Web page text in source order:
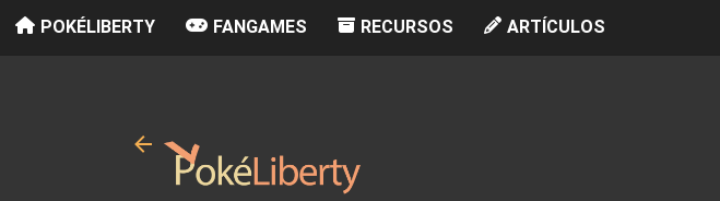
POKÉLIBERTY FANGAMES RECURSOS ARTÍCULOS Ir al